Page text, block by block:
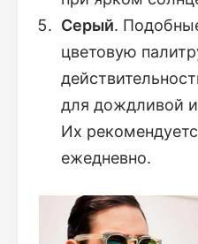
Серый.
цветовую
для дождливой
Их
ежедневно.